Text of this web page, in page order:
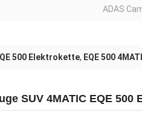
ADAS
500 Elektrokette, EQE 500
SUV 4MATIC EQE